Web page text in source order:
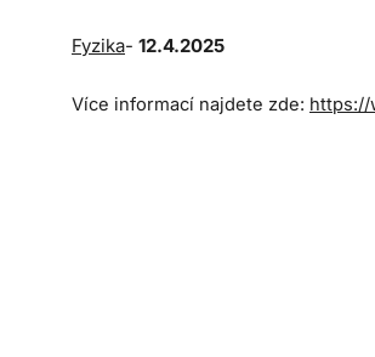
Fyzika- 12.4.2025
Více informací najdete zde: https://